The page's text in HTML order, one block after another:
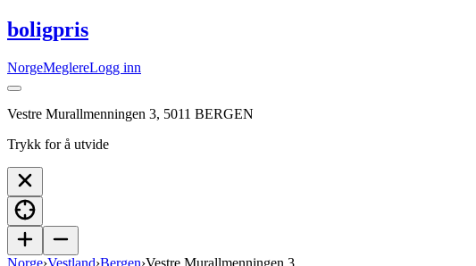
boligpris
NorgeMeglereLogg inn
Vestre Murallmenningen 3, 5011 BERGEN
Trykk for å utvide
Norge›Vestland›Bergen›Vestre Murallmenningen 3